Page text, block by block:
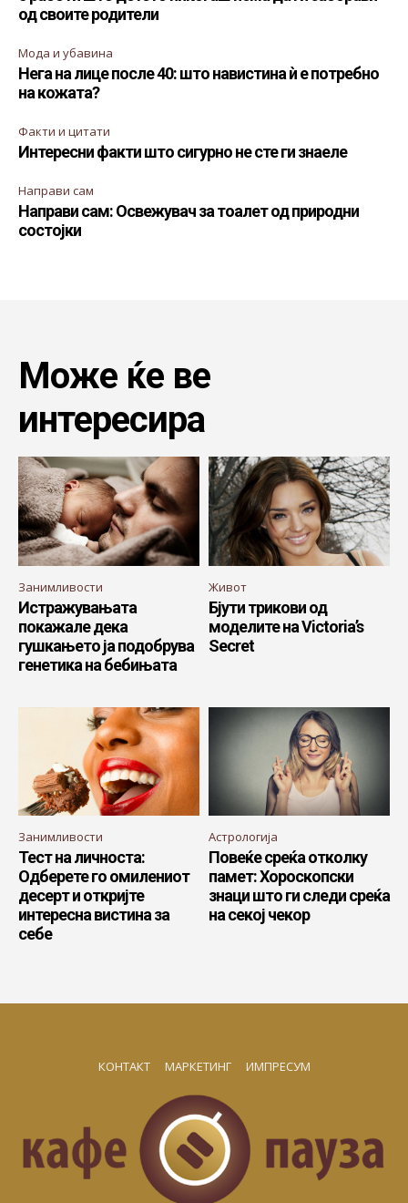
од своите родители
Мода и убавина
Нега на лице после 40: што навистина ѝ е потребно
на кожата?
Факти и цитати
Интересни факти што сигурно не сте ги знаеле
Направи сам
Направи сам: Освежувач за тоалет од природни
состојки
Може ќе ве
интересира
Занимливости
Истражувањата
покажале дека
гушкањето ја подобрува
генетика на бебињата
Живот
Бјути трикови од
моделите на Victoria’s
Secret
Занимливости
Тест на личноста:
Одберете го омилениот
десерт и откријте
интересна вистина за
себе
Астрологија
Повеќе среќа отколку
памет: Хороскопски
знаци што ги следи среќа
на секој чекор
КОНТАКТ МАРКЕТИНГ ИМПРЕСУМ